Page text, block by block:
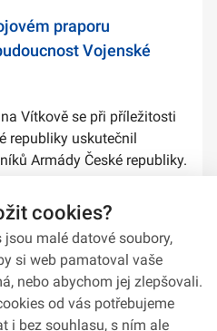
praporu
Vojenské
Vítkově se při příležitosti
republiky uskutečnil
Armády České republiky.
cookies?
jsou malé datové soubory,
si web pamatoval vaše
nebo abychom jej zlepšovali.
od vás potřebujeme
i bez souhlasu, s ním ale